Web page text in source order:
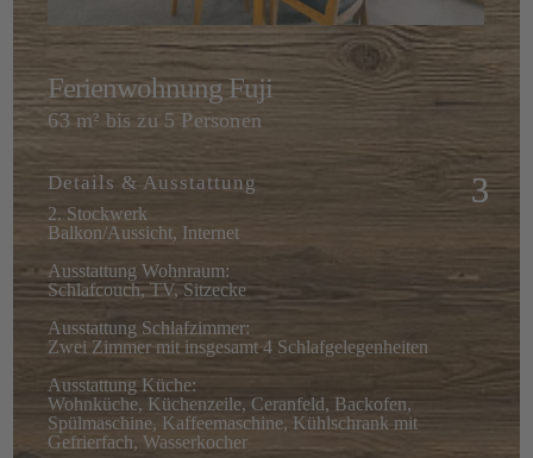
Ferienwohnung Fuji
63 m² bis zu 5 Personen
Details & Ausstattung
2. Stockwerk
Balkon/Aussicht, Internet
Ausstattung Wohnraum:
Schlafcouch, TV, Sitzecke
Ausstattung Schlafzimmer:
Zwei Zimmer mit insgesamt 4 Schlafgelegenheiten
Ausstattung Küche:
Wohnküche, Küchenzeile, Ceranfeld, Backofen,
Spülmaschine, Kaffeemaschine, Kühlschrank mit
Gefrierfach, Wasserkocher